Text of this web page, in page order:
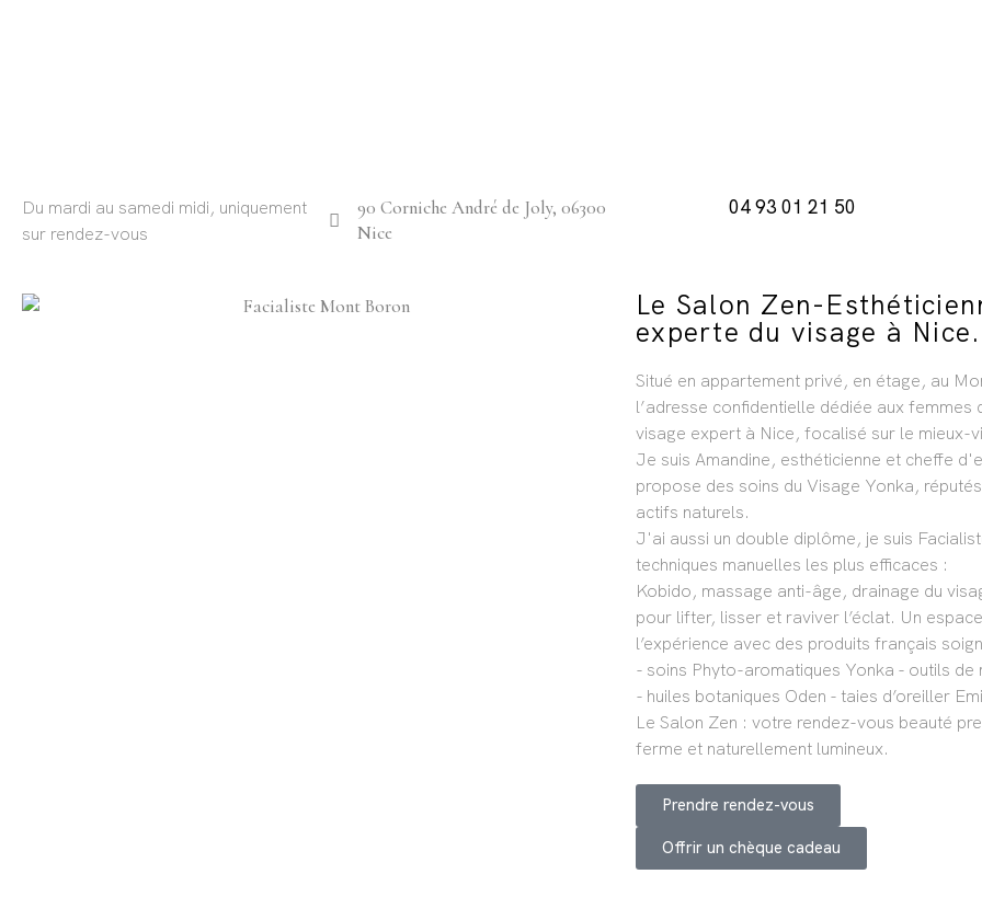
Du mardi au samedi midi, uniquement
sur rendez-vous
90 Corniche André de Joly, 06300
Nice
04 93 01 21 50
Le Salon Zen-
experte du visage à Nice.
Situé en appartement privé, en étage, au
l’adresse confidentielle dédiée aux femmes
visage expert à Nice, focalisé sur le mieux-
Je suis Amandine, esthéticienne et cheffe
propose des soins du Visage Yonka,
actifs naturels.
J'ai aussi un double diplôme, je suis
techniques manuelles les plus efficaces :
Kobido, massage anti-âge, drainage du
pour lifter, lisser et raviver l’éclat. Un
l’expérience avec des produits français
- soins Phyto-aromatiques Yonka - outils de
- huiles botaniques Oden - taies d’oreiller
Le Salon Zen : votre rendez-vous beauté
ferme et naturellement lumineux.
Prendre rendez-vous
Offrir un chèque cadeau